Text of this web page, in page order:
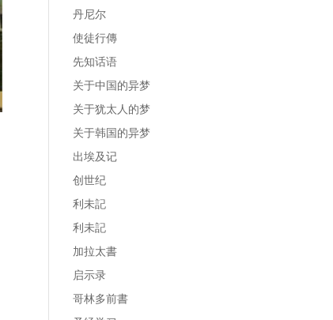
丹尼尔
使徒行傳
先知话语
关于中国的异梦
关于犹太人的梦
关于韩国的异梦
出埃及记
创世纪
利未記
利未記
加拉太書
启示录
哥林多前書